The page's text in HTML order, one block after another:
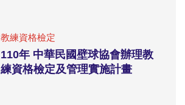
教練資格檢定
110年 中華民國壁球協會辦理教
練資格檢定及管理實施計畫